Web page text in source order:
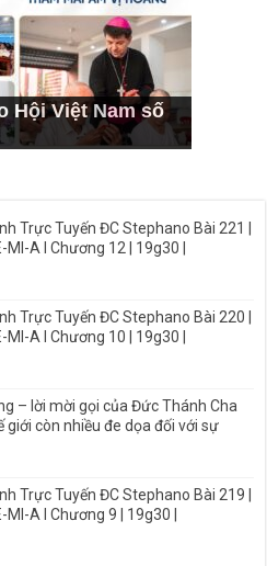
Hội Việt Nam số
Trực Tuyến ĐC Stephano Bài 221 |
MI-A I Chương 12 | 19g30 |
Trực Tuyến ĐC Stephano Bài 220 |
MI-A I Chương 10 | 19g30 |
– lời mời gọi của Đức Thánh Cha
giới còn nhiều đe dọa đối với sự
Trực Tuyến ĐC Stephano Bài 219 |
MI-A I Chương 9 | 19g30 |